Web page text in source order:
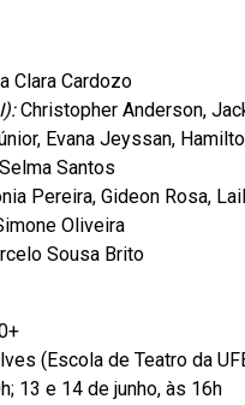
Clara Cardozo
Christopher Anderson,
Evana Jeyssan,
Santos
Pereira, Gideon Rosa,
Oliveira
Sousa Brito
(Escola de Teatro da
13 e 14 de junho, às 16h